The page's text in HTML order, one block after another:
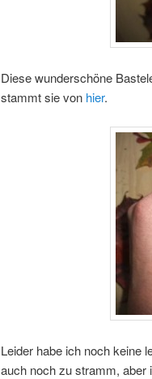
Diese wunderschöne
stammt sie von hier.
Leider habe ich noch keine
auch noch zu stramm, aber